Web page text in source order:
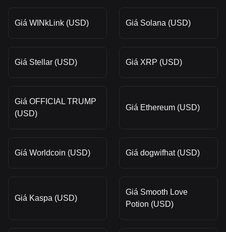
Giá WINkLink (USD) Giá Solana (USD)
Giá Stellar (USD) Giá XRP (USD)
Giá OFFICIAL TRUMP
(USD)
Giá Ethereum (USD)
Giá Worldcoin (USD) Giá dogwifhat (USD)
Giá Kaspa (USD)
Giá Smooth Love
Potion (USD)